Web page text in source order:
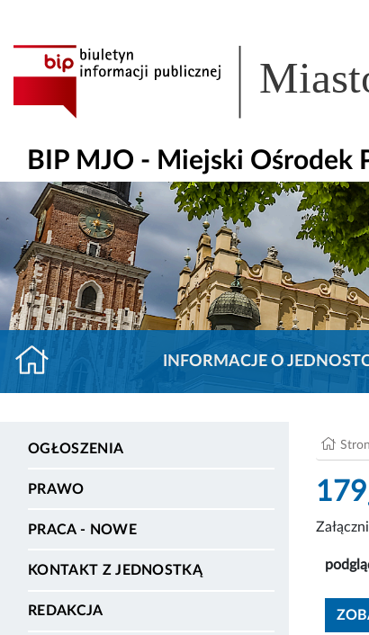
BIP MJO - Miejski Ośrodek
INFORMACJE O
OGŁOSZENIA
PRAWO
PRACA - NOWE
KONTAKT Z JEDNOSTKĄ
REDAKCJA